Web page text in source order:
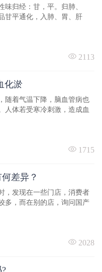
味归经：甘，平。归肺、
甘平通化，入肺、胃、肝
2113
化淤
随着气温下降，脑血管病也
人体若受寒冷刺激，造成血
1715
差异？
，发现在一些门店，消费者
多，而在别的店，询问国产
2028